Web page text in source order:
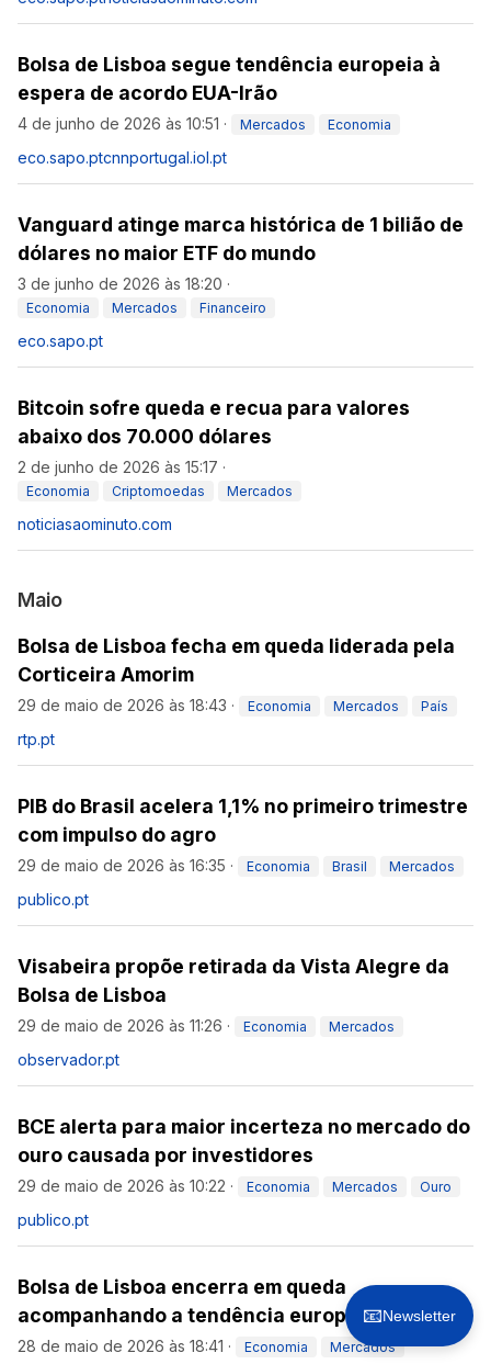
Bolsa de Lisboa segue tendência europeia à
espera de acordo EUA-Irão
4 de junho de 2026 às 10:51 · Mercados Economia
eco.sapo.ptcnnportugal.iol.pt
Vanguard atinge marca histórica de 1 bilião de
dólares no maior ETF do mundo
3 de junho de 2026 às 18:20 ·
Economia Mercados Financeiro
eco.sapo.pt
Bitcoin sofre queda e recua para valores
abaixo dos 70.000 dólares
2 de junho de 2026 às 15:17 ·
Economia Criptomoedas Mercados
noticiasaominuto.com
Maio
Bolsa de Lisboa fecha em queda liderada pela
Corticeira Amorim
29 de maio de 2026 às 18:43 · Economia Mercados País
rtp.pt
PIB do Brasil acelera 1,1% no primeiro trimestre
com impulso do agro
29 de maio de 2026 às 16:35 · Economia Brasil Mercados
publico.pt
Visabeira propõe retirada da Vista Alegre da
Bolsa de Lisboa
29 de maio de 2026 às 11:26 · Economia Mercados
observador.pt
BCE alerta para maior incerteza no mercado do
ouro causada por investidores
29 de maio de 2026 às 10:22 · Economia Mercados Ouro
publico.pt
Bolsa de Lisboa encerra em queda
acompanhando a tendência europeia
28 de maio de 2026 às 18:41 · Economia Mercados
📧Newsletter